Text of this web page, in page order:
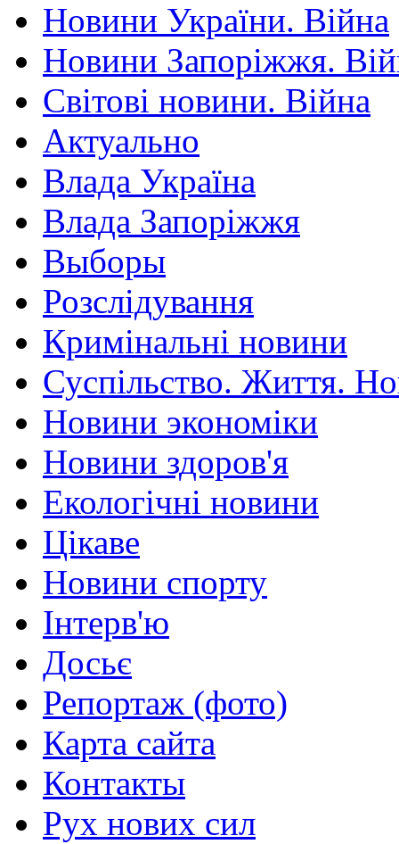
Новини України. Війна
Новини Запоріжжя.
Світові новини. Війна
Актуально
Влада Україна
Влада Запоріжжя
Выборы
Розслідування
Кримінальні новини
Суспільство. Життя.
Новини экономіки
Новини здоров'я
Екологічні новини
Цікаве
Новини спорту
Інтерв'ю
Досьє
Репортаж (фото)
Карта сайта
Контакты
Рух нових сил